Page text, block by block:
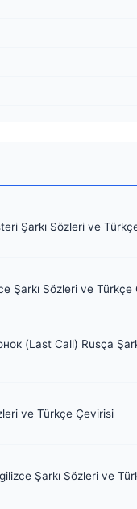
Şarkı Sözleri ve
Şarkı Sözleri ve Türkçe
(Last Call) Rusça
ve Türkçe Çevirisi
Şarkı Sözleri ve